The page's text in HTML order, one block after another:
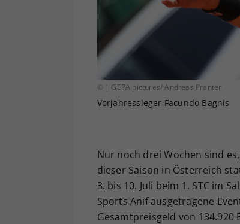
© | GEPA pictures/ Andreas Pranter
Vorjahressieger Facundo Bagnis
Nur noch drei Wochen sind
dieser Saison in Österreich
3. bis 10. Juli beim 1. STC im
Sports Anif ausgetragene
Gesamtpreisgeld von